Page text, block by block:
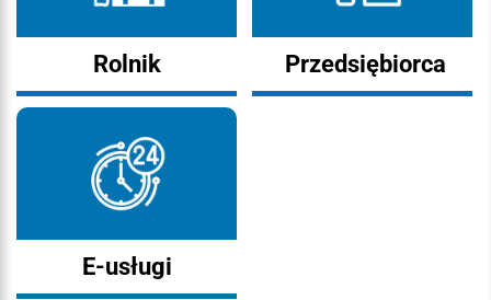
Rolnik Przedsiębiorca
E-usługi